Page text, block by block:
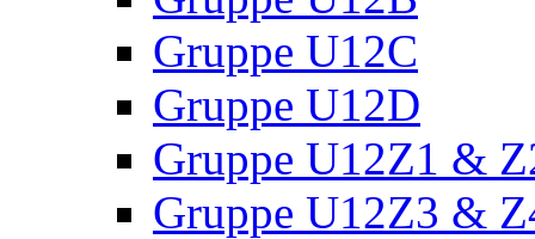
Gruppe U12C
Gruppe U12D
Gruppe U12Z1 &
Gruppe U12Z3 &